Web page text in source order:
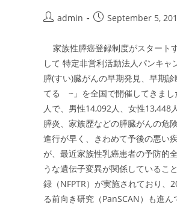
Postadmin
PostSeptember 5,
家族性膵癌登録制度がスタート
して 特定非営利活動法人パンキ
膵(すい)臓がんの早期発見、早期
てる ~」を全国で開催してきまし
人で、男性14,092人、女性13,448
膵炎、家族歴などの膵臓がんの危
進行が早く、きわめて予後の悪
が、最近家族性乳癌患者の予防的
うな遺伝子変異が関係しているこ
録（NFPTR）が実施されており、
る前向き研究（PanSCAN）も進